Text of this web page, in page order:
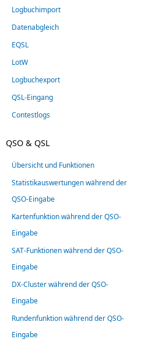
Logbuchimport
Datenabgleich
EQSL
LotW
Logbuchexport
QSL-Eingang
Contestlogs
QSO & QSL
Übersicht und Funktionen
Statistikauswertungen während der
QSO-Eingabe
Kartenfunktion während der QSO-
Eingabe
SAT-Funktionen während der QSO-
Eingabe
DX-Cluster während der QSO-
Eingabe
Rundenfunktion während der QSO-
Eingabe